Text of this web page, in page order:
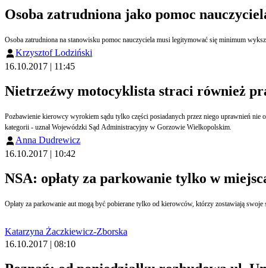
Osoba zatrudniona jako pomoc
Osoba zatrudniona na stanowisku pomoc nauczyciela musi legitymować się minimum
Krzysztof Lodziński
16.10.2017 | 11:45
Nietrzeźwy motocyklista straci również
Pozbawienie kierowcy wyrokiem sądu tylko części posiadanych przez niego uprawnień nie
kategorii - uznał Wojewódzki Sąd Administracyjny w Gorzowie Wielkopolskim.
Anna Dudrewicz
16.10.2017 | 10:42
NSA: opłaty za parkowanie tylko w
Opłaty za parkowanie aut mogą być pobierane tylko od kierowców, którzy zostawiają
Katarzyna Żaczkiewicz-Zborska
16.10.2017 | 08:10